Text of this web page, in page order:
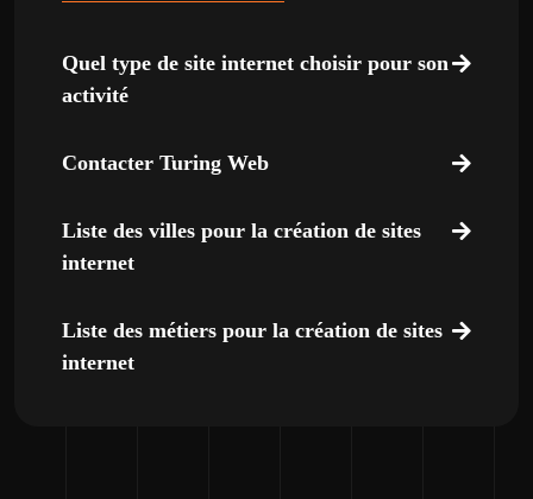
Quel type de site internet choisir pour son
activité
Contacter Turing Web
Liste des villes pour la création de sites
internet
Liste des métiers pour la création de sites
internet